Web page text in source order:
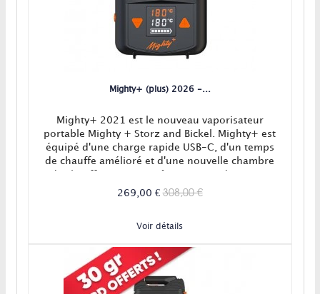
Mighty+ (plus) 2026 -...
Mighty+ 2021 est le nouveau vaporisateur
portable Mighty + Storz and Bickel. Mighty+ est
équipé d'une charge rapide USB-C, d'un temps
de chauffe amélioré et d'une nouvelle chambre
pour l'isoler de l'aluminium !
269,00 €308,00 €
Voir détails